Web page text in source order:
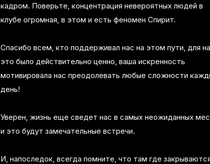
кадром. Поверьте, концентрация невероятных людей в
клубе огромная, в этом и есть феномен Спирит.
Спасибо всем, кто поддерживал нас на этом пути, для
это было действительно ценно, ваша искренность
мотивировала нас преодолевать любые сложности
день!
Уверен, жизнь еще сведет нас в самых неожиданных
и это будут замечательные встречи.
И, напоследок, всегда помните, что там где